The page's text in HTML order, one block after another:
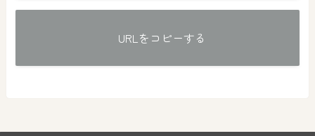
URLをコピーする